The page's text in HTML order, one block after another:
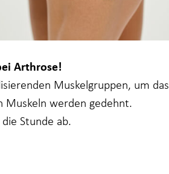
Arthrose!
Muskelgruppen, um das
Muskeln werden gedehnt.
Stunde ab.